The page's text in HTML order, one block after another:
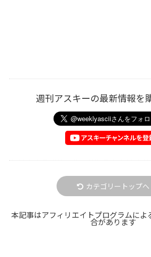
週刊アスキーの最新情報を
カテゴリートップへ
本記事はアフィリエイトプログラムによ
合があります